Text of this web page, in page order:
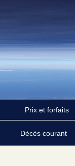
Prix et forfaits
Décès courant